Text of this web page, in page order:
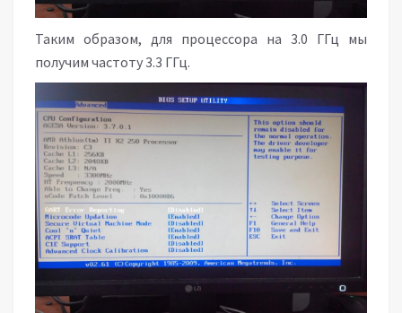
Таким образом, для процессора на 3.0 ГГц мы
получим частоту 3.3 ГГц.